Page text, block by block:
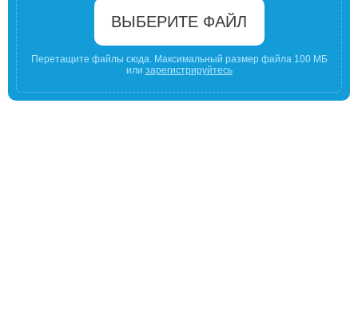
ВЫБЕРИТЕ ФАЙЛ
Перетащите файлы сюда. Максимальный размер файла 100 МБ
или зарегистрируйтесь